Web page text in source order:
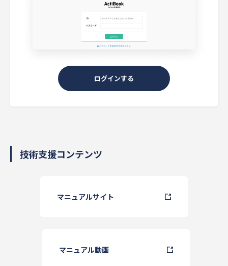
ログインする
技術支援コンテンツ
マニュアルサイト
マニュアル動画